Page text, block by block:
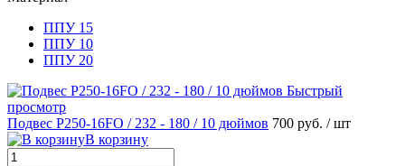
ППУ 15
ППУ 10
ППУ 20
Быстрый
просмотр
Подвес Р250-16FO / 232 - 180 / 10 дюймов 700 руб. / шт
В корзину